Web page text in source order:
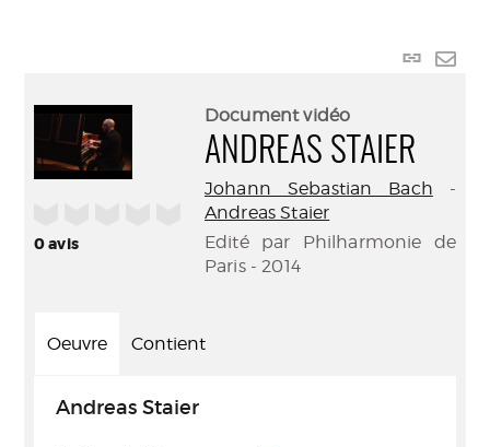
Lien
0avis
Document vidéo
ANDREAS STAIER
Johann Sebastian Bach -
Andreas Staier
Edité par Philharmonie de
Paris - 2014
Oeuvre Contient
Andreas Staier